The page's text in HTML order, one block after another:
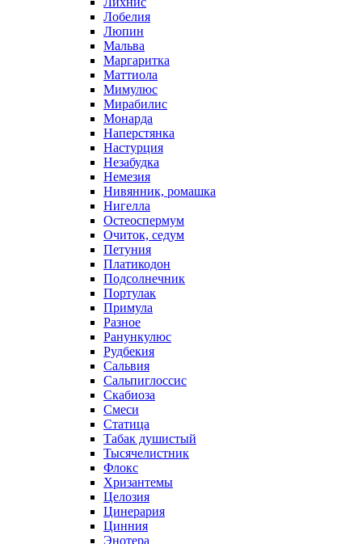
Лобелия
Люпин
Мальва
Маргаритка
Маттиола
Мимулюс
Мирабилис
Монарда
Наперстянка
Настурция
Незабудка
Немезия
Нивянник, ромашка
Нигелла
Остеоспермум
Очиток, седум
Петуния
Платикодон
Подсолнечник
Портулак
Примула
Разное
Ранункулюс
Рудбекия
Сальвия
Сальпиглоссис
Скабиоза
Смеси
Статица
Табак душистый
Тысячелистник
Флокс
Хризантемы
Целозия
Цинерария
Цинния
Энотера